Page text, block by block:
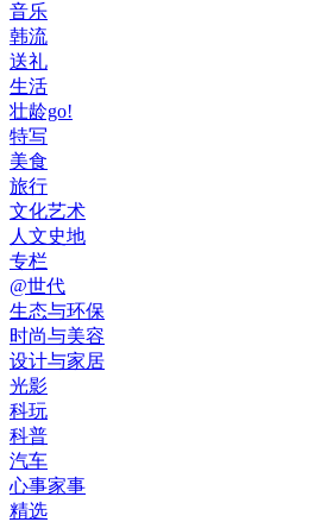
音乐
韩流
送礼
生活
壮龄go!
特写
美食
旅行
文化艺术
人文史地
专栏
@世代
生态与环保
时尚与美容
设计与家居
光影
科玩
科普
汽车
心事家事
精选